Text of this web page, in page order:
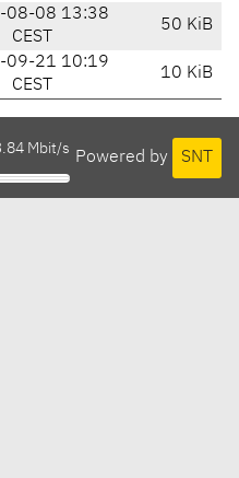
08-08 13:38
CEST
50 KiB
09-21 10:19
CEST
10 KiB
Powered by SNT
Mbit/s